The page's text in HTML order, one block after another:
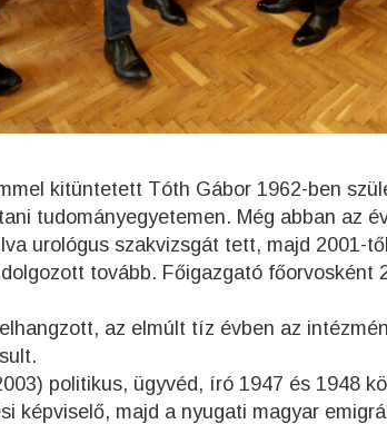
kitüntetett Tóth Gábor 1962-ben
tudományegyetemen. Még abban az
urológus szakvizsgát tett, majd 2001-
tovább. Főigazgató főorvosként
az elmúlt tíz évben az
politikus, ügyvéd, író 1947 és 1948
képviselő, majd a nyugati magyar